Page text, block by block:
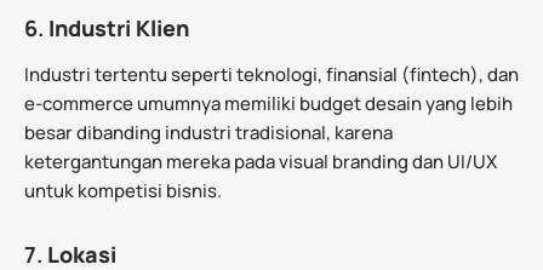
6. Industri Klien
Industri tertentu seperti teknologi, finansial (fintech), dan
e-commerce umumnya memiliki budget desain yang lebih
besar dibanding industri tradisional, karena
ketergantungan mereka pada visual branding dan UI/UX
untuk kompetisi bisnis.
7. Lokasi